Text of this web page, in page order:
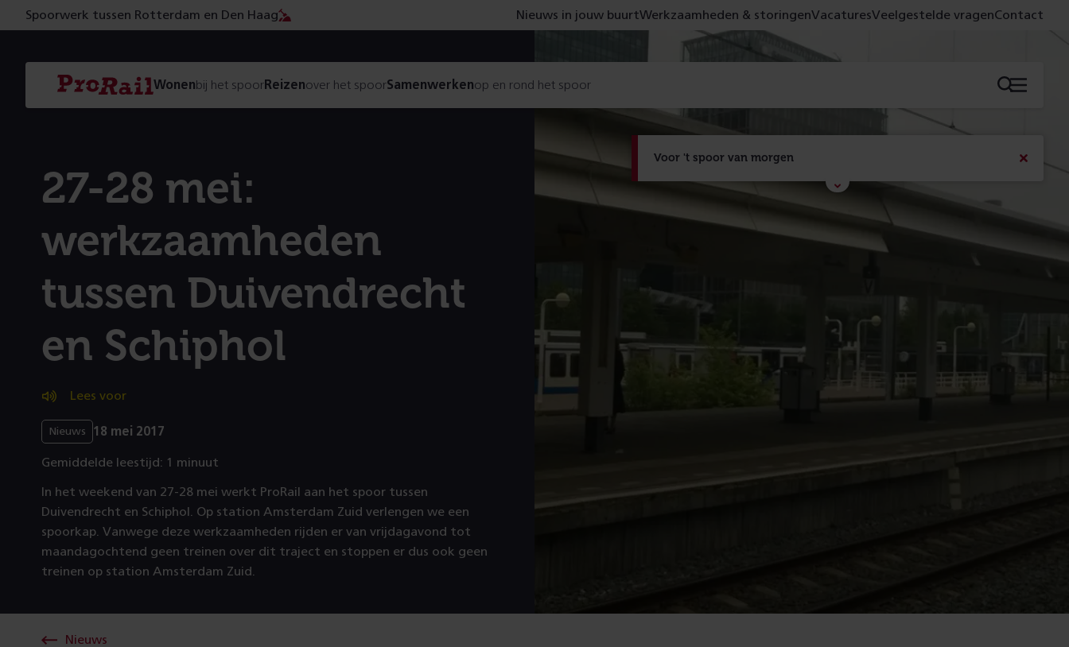
Voor 't spoor van morgen
Met de campagne 'Voor 't spoor naar morgen' laten
we zien wat er vandaag gebeurt en wat dat -
figuurlijk gezien - morgen oplevert.
Spoorwerk tussen Rotterdam en Den Haag Nieuws in jouw buurtWerkzaamheden & storingenVacaturesVeelgestelde vragenContact
Navigatie
Homepage
ProRail
Wonenbij het spoorReizenover het spoorSamenwerkenop en rond het spoor Menu
27-28 mei:
werkzaamheden
tussen Duivendrecht
en Schiphol
Lees voor
Nieuws 18 mei 2017
Gemiddelde leestijd: 1 minuut
In het weekend van 27-28 mei werkt ProRail aan het spoor tussen
Duivendrecht en Schiphol. Op station Amsterdam Zuid verlengen we een
spoorkap. Vanwege deze werkzaamheden rijden er van vrijdagavond tot
maandagochtend geen treinen over dit traject en stoppen er dus ook geen
treinen op station Amsterdam Zuid.
Nieuws